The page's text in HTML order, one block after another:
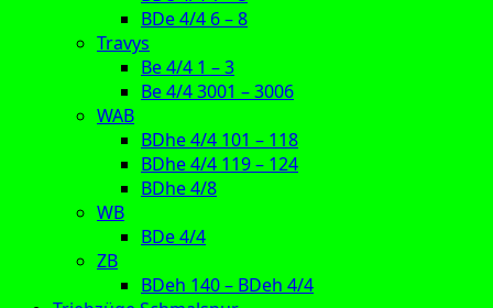
BDe 4/4 6 – 8
Travys
Be 4/4 1 – 3
Be 4/4 3001 – 3006
WAB
BDhe 4/4 101 – 118
BDhe 4/4 119 – 124
BDhe 4/8
WB
BDe 4/4
ZB
BDeh 140 – BDeh 4/4